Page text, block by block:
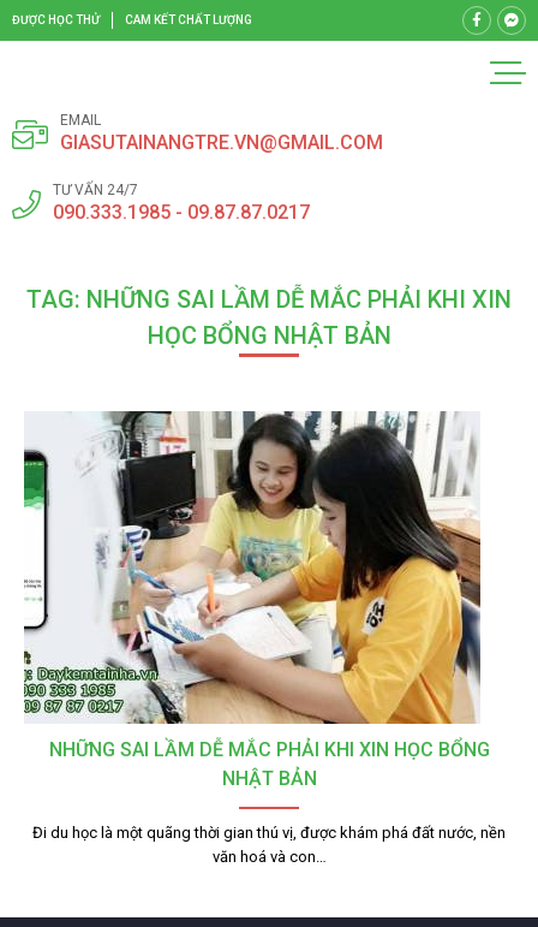
ĐƯỢC HỌC THỬ CAM KẾT CHẤT LƯỢNG
EMAIL
GIASUTAINANGTRE.VN@GMAIL.COM
TƯ VẤN 24/7
090.333.1985 - 09.87.87.0217
TAG: NHỮNG SAI LẦM DỄ MẮC PHẢI KHI XIN
HỌC BỔNG NHẬT BẢN
NHỮNG SAI LẦM DỄ MẮC PHẢI KHI XIN HỌC BỔNG
NHẬT BẢN
Đi du học là một quãng thời gian thú vị, được khám phá đất nước, nền
văn hoá và con…